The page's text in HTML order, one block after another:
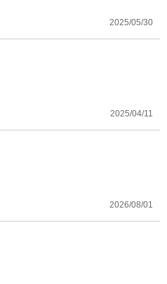
2025/05/30
2025/04/11
2026/08/01